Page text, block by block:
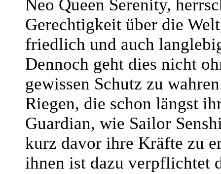
Neo Queen Serenity,
Gerechtigkeit über die
friedlich und auch
Dennoch geht dies nicht
gewissen Schutz zu
Riegen, die schon längst
Guardian, wie Sailor
kurz davor ihre Kräfte zu
ihnen ist dazu verpflichtet